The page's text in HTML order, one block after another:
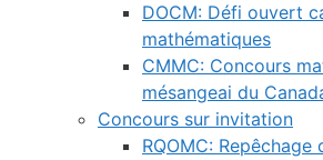
DOCM: Défi ouvert
mathématiques
CMMC: Concours
mésangeai du
Concours sur invitation
RQOMC: